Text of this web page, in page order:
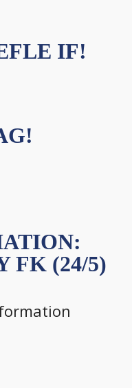
IF!
FK (24/5)